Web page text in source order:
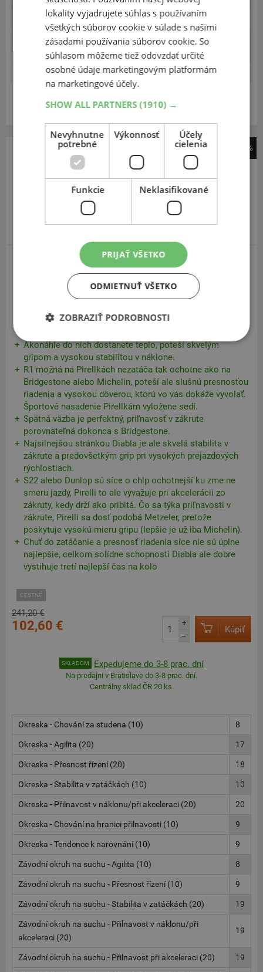
Pneumatiky na mokru - Přilnavost při akceleraci (20)
Pneumatiky na mokru - Chování na hranici přilnavosti
Pneumatiky na mokru - Brzdění (10)
Zobraziť v eshope
R17
TL,F
-57%
Pirelli
Diablo Rosso Corsa II
Pirelli na ohriatie.
Akonáhle do nich dostanete teplo, poteší skvelým
gripom a vysokou stabilitou v náklone.
R1 možná na Pirellkách nezatáča tak ochotne ako na
Bridgestone alebo Michelin, poteší ale slušnú presnosťou
riadenia a vysokou dôverou, ktorú vo vás dokáže vyvolať.
Športové nasadenie Pirellkám vyložene sedí.
Spätná väzba je perfektný, priľnavosť v zákrute
porovnateľná dokonca s Bridgestone.
Najsilnejšou stránkou Diabla je ale skvelá stabilita v
zákrute a predovšetkým grip pri vysokých prejazdových
rýchlostiach.
S22 alebo Dunlop sú síce o chlp ochotnejší ku zme ne
smeru jazdy, Pirelli to ale vyvažuje pri akcelerácii zo
zákruty, kedy drží ako pribitá. Čo sa týka priľnavosti v
zákrute, Pirelli sa dosť podobá Metzeler, pretože
poskytuje vysokú mieru gripu (lepšie je už iba Michelin).
Chuť do zatáčanie a presnosť riadenia síce nie sú úplne
najlepšie, celkom solídne schopnosti Diabla ale dobre
vystihuje tretí najlepší čas na kolo
CESTNÉ
241,20 €
102,60 €
+
–
Kúpiť
SKLADOM Expedujeme do 3-8 prac. dní
Na predajni v Bratislave do 3-8 prac. dní.
Centrálny sklad ČR 20 ks.
Okreska - Chování za studena (10) 8
Okreska - Agilita (20) 17
Okreska - Přesnost řízení (20) 18
Okreska - Stabilita v zatáčkách (10) 10
Okreska - Přilnavost v náklonu/při akceleraci (20) 20
Okreska - Chování na hranici přilnavosti (10) 9
Okreska - Tendence k narovnání (10) 9
Závodní okruh na suchu - Agilita (10) 8
Závodní okruh na suchu - Přesnost řízení (10) 9
Závodní okruh na suchu - Stabilita v zatáčkách (20) 19
Závodní okruh na suchu - Přilnavost v náklonu/při
akceleraci (20)
19
Závodní okruh na suchu - Přilnavost při akceleraci (20) 19
lokality vyjadrujete súhlas s používaním
všetkých súborov cookie v súlade s našimi
zásadami používania súborov cookie. So
súhlasom môžeme tiež odovzdať určité
osobné údaje marketingovým platformám
na marketingové účely.
SHOW ALL PARTNERS(1910) →
Nevyhnutne
potrebné
Výkonnosť
Účely
cielenia
Funkcie Neklasifikované
PRIJAŤ VŠETKO
ODMIETNUŤ VŠETKO
ZOBRAZIŤ PODROBNOSTI